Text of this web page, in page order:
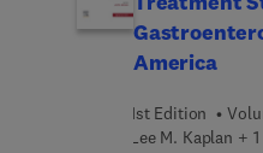
autoimmune
important for the
knowledge of
these variants
important
America
1st Edition
Lee M. Kaplan +